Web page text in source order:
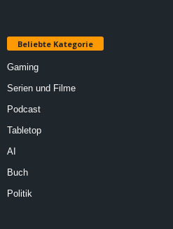
Beliebte Kategorie
Gaming
Serien und Filme
Podcast
Tabletop
AI
Buch
Politik